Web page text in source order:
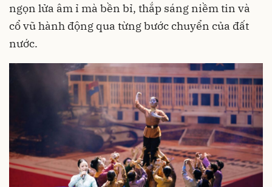
ngọn lửa âm ỉ mà bền bỉ, thắp sáng niềm tin và
cổ vũ hành động qua từng bước chuyển của đất
nước.